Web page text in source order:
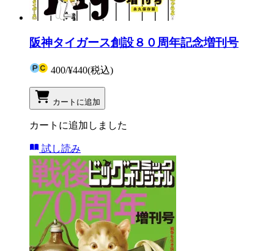
阪神タイガース創設８０周年記念増刊号
400/¥440(税込)
カートに追加
カートに追加しました
試し読み